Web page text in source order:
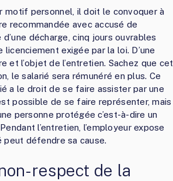
motif personnel, il doit le convoquer à
recommandée avec accusé de
décharge, cinq jours ouvrables
exigée par la loi. D’une
et l’objet de l’entretien. Sachez que cet
le salarié sera rémunéré en plus. Ce
a le droit de se faire assister par une
possible de se faire représenter, mais
personne protégée c’est-à-dire un
l’entretien, l’employeur expose
peut défendre sa cause.
respect de la